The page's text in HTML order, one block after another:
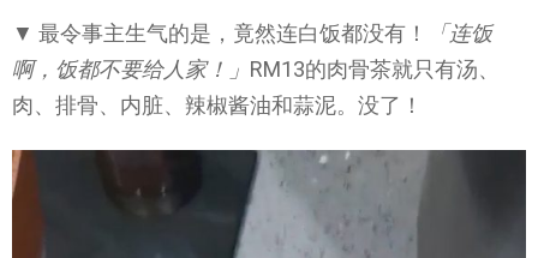
▼ 最令事主生气的是，竟然连白饭都没有！
「连饭
啊，饭都不要给人家！」 RM13的肉骨茶就只有汤、
肉、排骨、内脏、辣椒酱油和蒜泥。没了！